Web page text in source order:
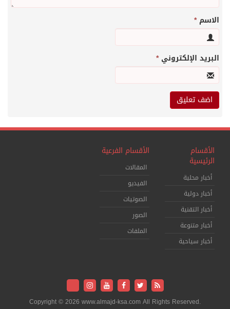
الاسم*
البريد الإلكتروني*
الأقسام
الرئيسية
أخبار محلية
أخبار دولية
أخبار التقنية
أخبار متنوعة
أخبار سياحية
الأقسام الفرعية
المقالات
الفيديو
الصوتيات
الصور
الملفات
Copyright © 2026 www.almajd-ksa.com All Rights Reserved.